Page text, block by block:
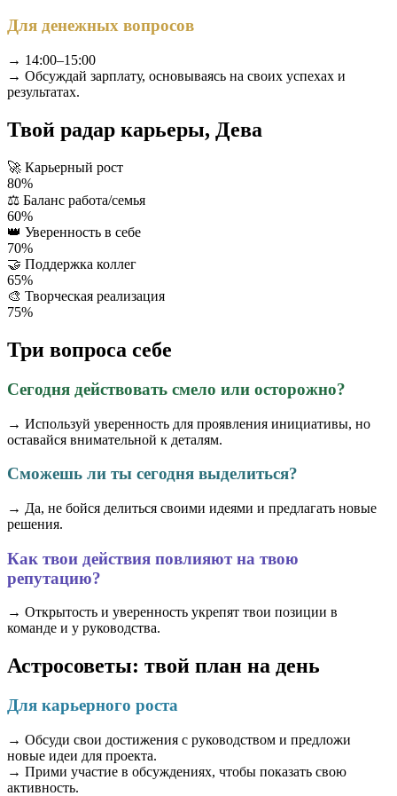
Для денежных вопросов
→ 14:00–15:00
→ Обсуждай зарплату, основываясь на своих успехах и
результатах.
Твой радар карьеры, Дева
🚀 Карьерный рост
80%
⚖️ Баланс работа/семья
60%
👑 Уверенность в себе
70%
🤝 Поддержка коллег
65%
🎨 Творческая реализация
75%
Три вопроса себе
Сегодня действовать смело или осторожно?
→ Используй уверенность для проявления инициативы, но
оставайся внимательной к деталям.
Сможешь ли ты сегодня выделиться?
→ Да, не бойся делиться своими идеями и предлагать новые
решения.
Как твои действия повлияют на твою
репутацию?
→ Открытость и уверенность укрепят твои позиции в
команде и у руководства.
Астросоветы: твой план на день
Для карьерного роста
→ Обсуди свои достижения с руководством и предложи
новые идеи для проекта.
→ Прими участие в обсуждениях, чтобы показать свою
активность.